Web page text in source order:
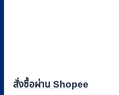
สั่งซื้อผ่าน Shopee